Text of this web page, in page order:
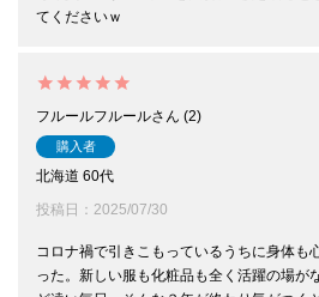
てくださいｗ
フルールフルール 2
購入者
北海道 60代
投稿日
2025/07/30
コロナ禍で引きこもっているうちに身体も
った。新しい服も化粧品も全く活躍の場が